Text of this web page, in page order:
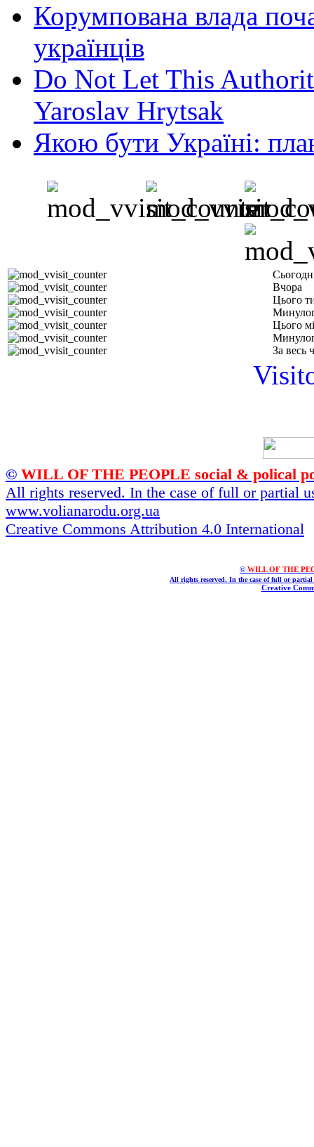
Корумпована влада
українців
Do Not Let This
Yaroslav Hrytsak
Якою бути Україні:
Вчора
Цього
Цього
За весь
© WILL OF THE PEOPLE social & polical
All rights reserved. In the case of full or partial
www.volianarodu.org.ua
Creative Commons Attribution 4.0 International
© WILL OF THE
All rights reserved. In the case of full or
Creative